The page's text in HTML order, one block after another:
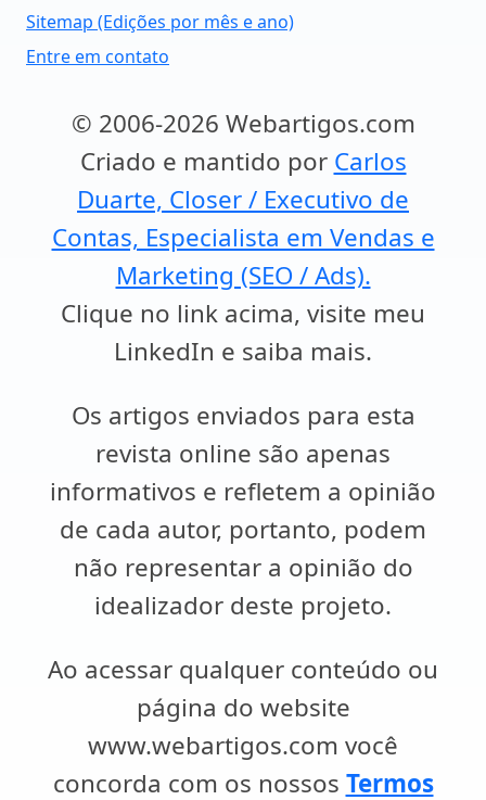
Sitemap (Edições por mês e ano)
Entre em contato
© 2006-2026 Webartigos.com
Criado e mantido por Carlos
Duarte, Closer / Executivo de
Contas, Especialista em Vendas e
Marketing (SEO / Ads).
Clique no link acima, visite meu
LinkedIn e saiba mais.
Os artigos enviados para esta
revista online são apenas
informativos e refletem a opinião
de cada autor, portanto, podem
não representar a opinião do
idealizador deste projeto.
Ao acessar qualquer conteúdo ou
página do website
www.webartigos.com você
concorda com os nossos Termos